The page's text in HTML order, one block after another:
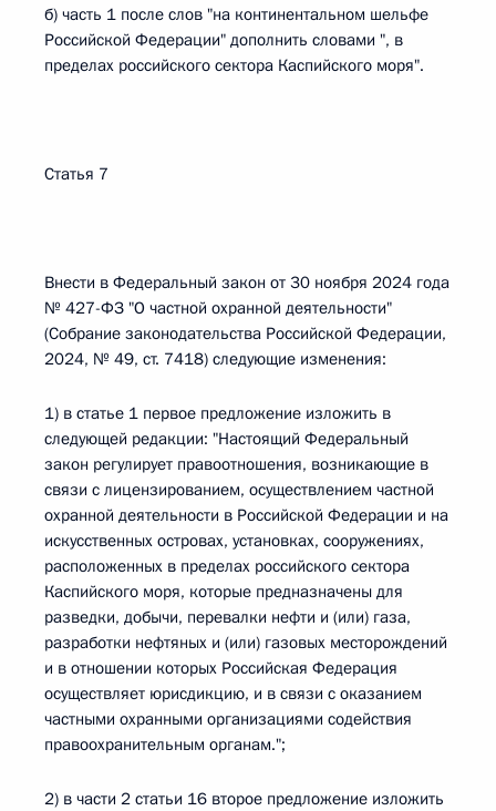
б) часть 1 после слов "на континентальном шельфе
Российской Федерации" дополнить словами ", в
пределах российского сектора Каспийского моря".
Статья 7
Внести в Федеральный закон от 30 ноября 2024 года
№ 427-ФЗ "О частной охранной деятельности"
(Собрание законодательства Российской Федерации,
2024, № 49, ст. 7418) следующие изменения:
1) в статье 1 первое предложение изложить в
следующей редакции: "Настоящий Федеральный
закон регулирует правоотношения, возникающие в
связи с лицензированием, осуществлением частной
охранной деятельности в Российской Федерации и на
искусственных островах, установках, сооружениях,
расположенных в пределах российского сектора
Каспийского моря, которые предназначены для
разведки, добычи, перевалки нефти и (или) газа,
разработки нефтяных и (или) газовых месторождений
и в отношении которых Российская Федерация
осуществляет юрисдикцию, и в связи с оказанием
частными охранными организациями содействия
правоохранительным органам.";
2) в части 2 статьи 16 второе предложение изложить